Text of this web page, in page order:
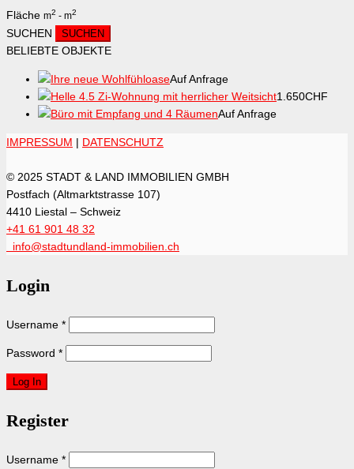
Fläche m2 - m2
SUCHEN
BELIEBTE OBJEKTE
Ihre neue WohlfühloaseAuf Anfrage
Helle 4.5 Zi-Wohnung mit herrlicher Weitsicht1.650CHF
Büro mit Empfang und 4 RäumenAuf Anfrage
IMPRESSUM | DATENSCHUTZ
© 2025 STADT & LAND IMMOBILIEN GMBH
Postfach (Altmarktstrasse 107)
4410 Liestal – Schweiz
+41 61 901 48 32
info@stadtundland-immobilien.ch
Login
Username *
Password *
Register
Username *